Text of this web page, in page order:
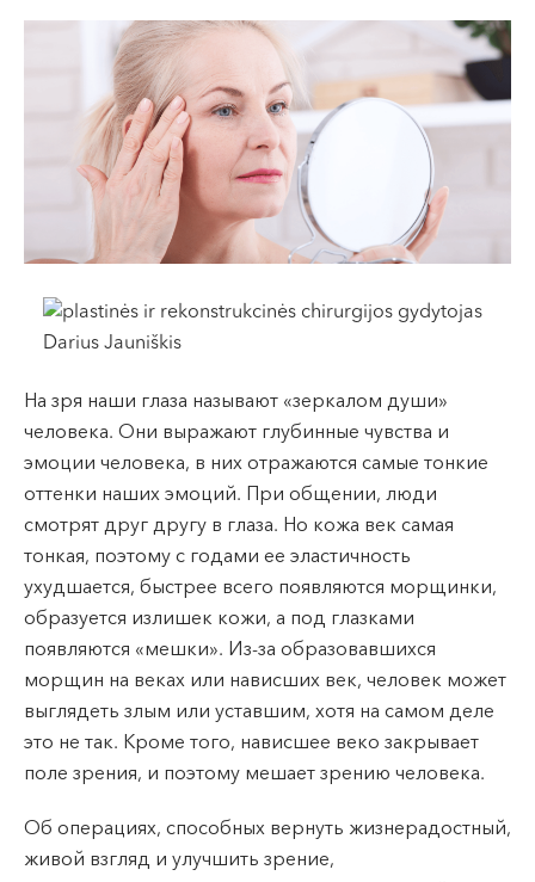
Часы работы:
I-V 08:00 - 20:00
VI 09:00 - 15:00
Клайпеда
ул. Dragūnų 2
Часы работы:
I-V 08:00 - 20:00
VI, VII --
ул. Naujoji Uosto 9
I-V 08:00 - 20:00
VII --
Кретинга
ул. J. Basanavičiaus 80
Часы работы:
I-V 08:00 - 20:00
На зря наши глаза называют «зеркалом души»
человека. Они выражают глубинные чувства и
эмоции человека, в них отражаются самые тонкие
оттенки наших эмоций. При общении, люди
смотрят друг другу в глаза. Но кожа век самая
тонкая, поэтому с годами ее эластичность
ухудшается, быстрее всего появляются морщинки,
образуется излишек кожи, а под глазками
появляются «мешки». Из-за образовавшихся
морщин на веках или нависших век, человек может
выглядеть злым или уставшим, хотя на самом деле
это не так. Кроме того, нависшее веко закрывает
поле зрения, и поэтому мешает зрению человека.
Об операциях, способных вернуть жизнерадостный,
живой взгляд и улучшить зрение,